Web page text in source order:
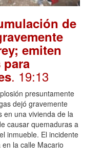
de
emiten
. 19:13
presuntamente
dejó gravemente
en una vivienda de la
causar quemaduras a
inmueble. El incidente
la calle Macario